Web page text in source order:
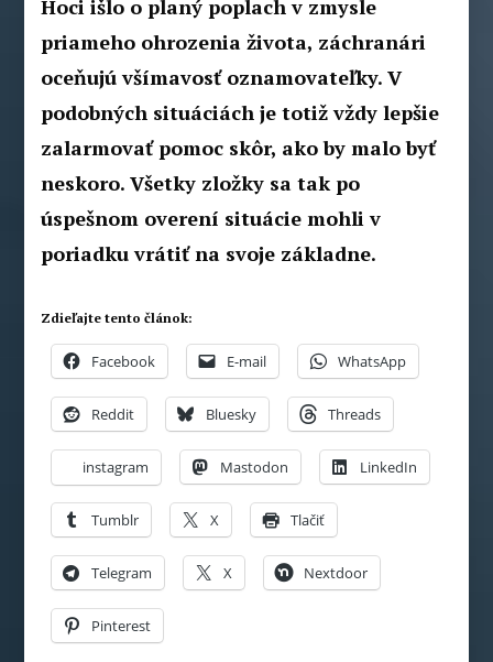
Hoci išlo o planý poplach v zmysle
priameho ohrozenia života, záchranári
oceňujú všímavosť oznamovateľky. V
podobných situáciách je totiž vždy lepšie
zalarmovať pomoc skôr, ako by malo byť
neskoro. Všetky zložky sa tak po
úspešnom overení situácie mohli v
poriadku vrátiť na svoje základne.
Zdieľajte tento článok:
Facebook E-mail WhatsApp
Reddit Bluesky Threads
instagram Mastodon LinkedIn
Tumblr X Tlačiť
Telegram X Nextdoor
Pinterest